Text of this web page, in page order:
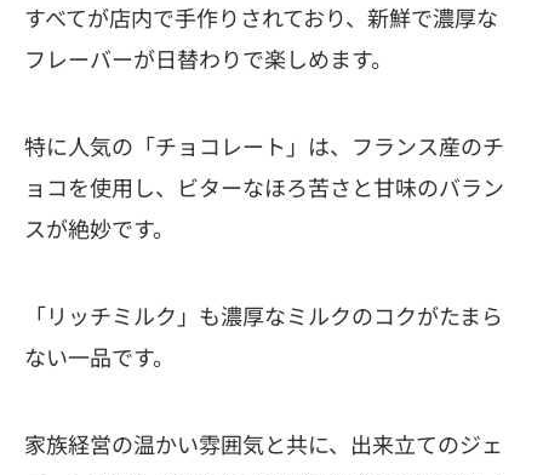
すべてが店内で手作りされており、新鮮で濃厚な
フレーバーが日替わりで楽しめます。
特に人気の「チョコレート」は、フランス産のチ
ョコを使用し、ビターなほろ苦さと甘味のバラン
スが絶妙です。
「リッチミルク」も濃厚なミルクのコクがたまら
ない一品です。
家族経営の温かい雰囲気と共に、出来立てのジェ